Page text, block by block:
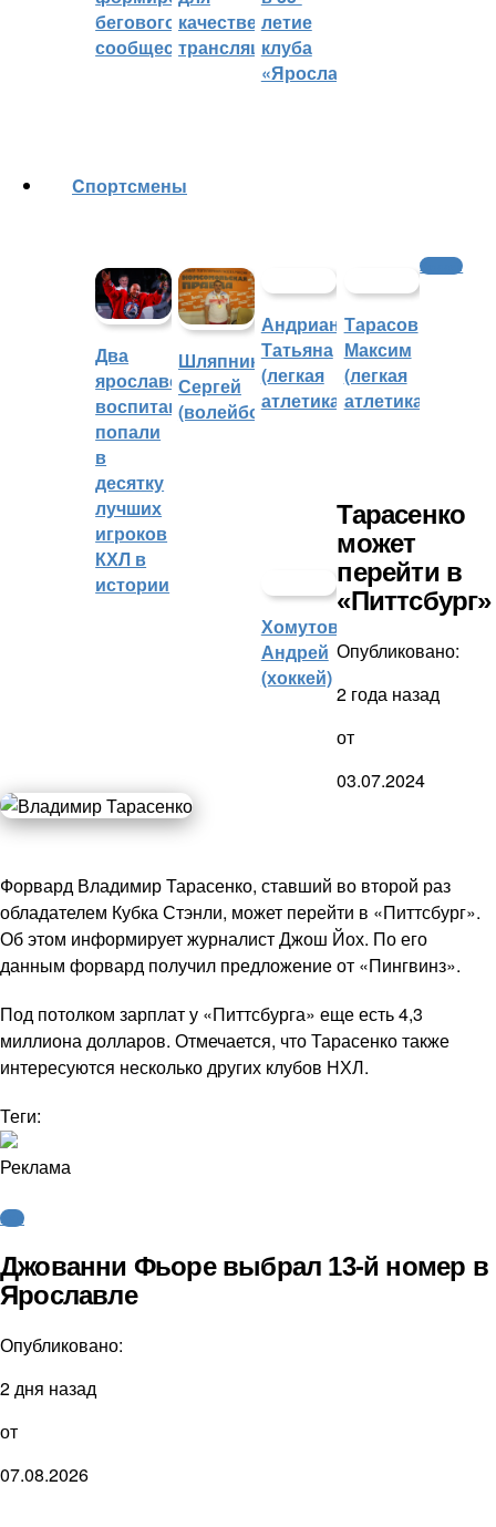
бегового
сообщества
качественных
трансляций
летие
клуба
«Ярославич»
Cпортсмены
Два
ярославских
воспитанника
попали
в
десятку
лучших
игроков
КХЛ в
истории
Шляпников
Сергей
(волейбол)
Андрианова
Татьяна
(легкая
атлетика)
Тарасов
Максим
(легкая
атлетика)
Хомутов
Андрей
(хоккей)
Хоккей
Тарасенко
может
перейти в
«Питтсбург»
Опубликовано:
2 года назад
от
03.07.2024
Форвард Владимир Тарасенко, ставший во второй раз
обладателем Кубка Стэнли, может перейти в «Питтсбург».
Об этом информирует журналист Джош Йох. По его
данным форвард получил предложение от «Пингвинз».
Под потолком зарплат у «Питтсбурга» еще есть 4,3
миллиона долларов. Отмечается, что Тарасенко также
интересуются несколько других клубов НХЛ.
Теги:
Реклама
КХЛ
Джованни Фьоре выбрал 13-й номер в
Ярославле
Опубликовано:
2 дня назад
от
07.08.2026